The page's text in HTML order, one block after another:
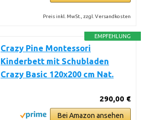
Preis inkl. MwSt., zzgl. Versandkosten
EMPFEHLUNG
Crazy Pine Montessori
Kinderbett mit Schubladen
Crazy Basic 120x200 cm Nat.
290,00 €
Bei Amazon ansehen